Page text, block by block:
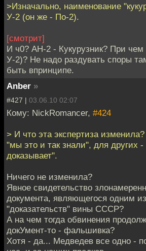
>Изначально, наименование
У-2 (он же - По-2).
[смотрит]
И ч0? АН-2 - Кукурузник? При
У-2)? Не надо раздувать споры
быть впринципе.
Anber »
#427 | 03.06.10 02:07
Кому: NickRomancer, #424
> И что эта экспертиза
"мы это и так знали", для других -
доказывает".
Ничего не изменила?
Явное свидетельство
документа, являющегося одним
"доказательств" вины СССР?
А на чем тогда обвинения
докУмент-то - фальшивка?
Хотя - да... Медведев все одно -